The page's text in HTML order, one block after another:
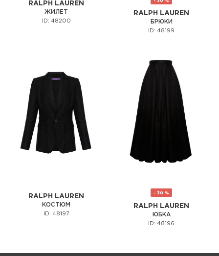
RALPH LAUREN
ЖИЛЕТ
ID: 48200
RALPH LAUREN
БРЮКИ
ID: 48199
RALPH LAUREN
КОСТЮМ
ID: 48197
- 30 %
RALPH LAUREN
ЮБКА
ID: 48196